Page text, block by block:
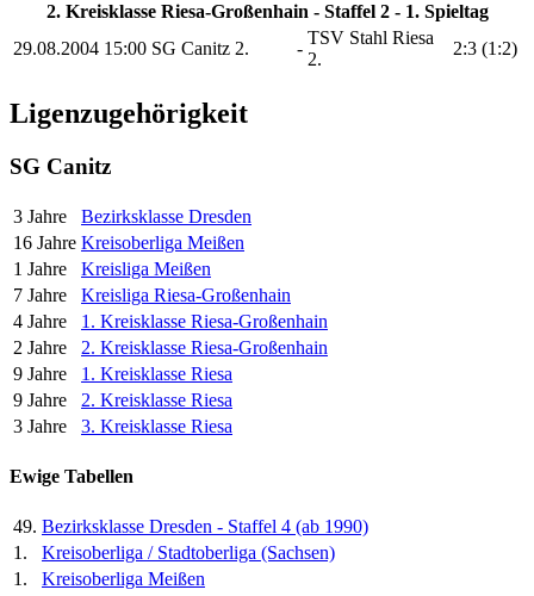
2. Kreisklasse Riesa-Großenhain - Staffel 2 - 1. Spieltag
29.08.2004 15:00 SG Canitz 2. -
TSV Stahl Riesa
2.
2:3 (1:2)
Ligenzugehörigkeit
SG Canitz
3 Jahre
Bezirksklasse Dresden
16 Jahre Kreisoberliga Meißen
1 Jahre
Kreisliga Meißen
7 Jahre
Kreisliga Riesa-Großenhain
4 Jahre
1. Kreisklasse Riesa-Großenhain
2 Jahre
2. Kreisklasse Riesa-Großenhain
9 Jahre
1. Kreisklasse Riesa
9 Jahre
2. Kreisklasse Riesa
3 Jahre
3. Kreisklasse Riesa
Ewige Tabellen
49. Bezirksklasse Dresden - Staffel 4 (ab 1990)
1.
Kreisoberliga / Stadtoberliga (Sachsen)
1.
Kreisoberliga Meißen